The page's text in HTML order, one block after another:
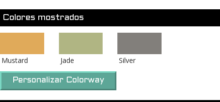
Colores mostrados
Mustard Jade Silver
Personalizar Colorway